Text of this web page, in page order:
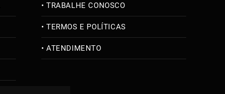
TRABALHE CONOSCO
TERMOS E POLÍTICAS
ATENDIMENTO